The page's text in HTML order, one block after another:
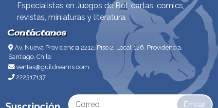
Especialistas en Juegos de Rol, cartas, comics,
revistas, miniaturas y literatura.
Contáctanos
Av. Nueva Providencia 2212, Piso 2, Local 126. Providencia,
Santiago, Chile.
ventas@guildreams.com
222317137
Enviar